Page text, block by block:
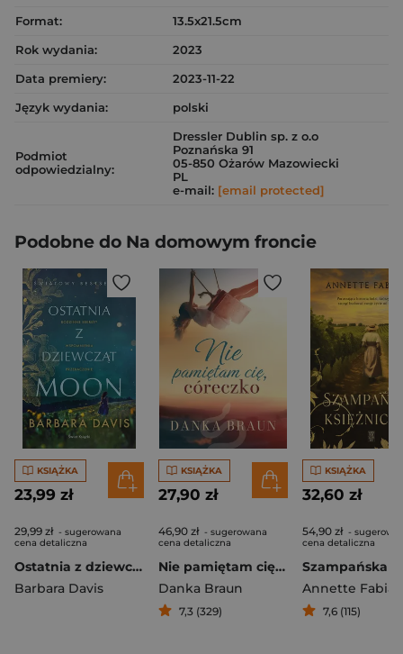
Format:
13.5x21.5cm
Rok wydania:
2023
Data premiery:
2023-11-22
Język wydania:
polski
Podmiot
odpowiedzialny:
Dressler Dublin sp. z o.o
Poznańska 91
05-850 Ożarów Mazowiecki
PL
e-mail: [email protected]
Podobne do Na domowym froncie
KSIĄŻKA
23,99 zł
29,99 zł - sugerowana
cena detaliczna
Ostatnia z dziewcząt Moon
Barbara Davis
KSIĄŻKA
27,90 zł
46,90 zł - sugerowana
cena detaliczna
Nie pamiętam cię, córeczko
Danka Braun
7,3 (329)
KSIĄŻKA
32,60 zł
54,90 zł -
cena detaliczna
Annette
7,6 (115)